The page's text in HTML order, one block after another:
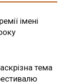
імені
тема